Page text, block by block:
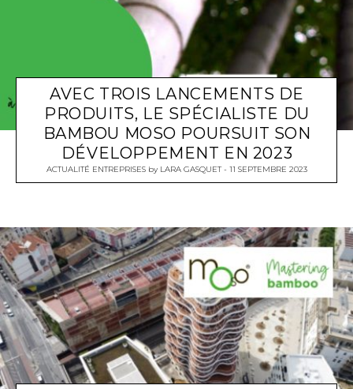
AVEC TROIS LANCEMENTS DE
PRODUITS, LE SPÉCIALISTE DU
BAMBOU MOSO POURSUIT SON
DÉVELOPPEMENT EN 2023
ACTUALITÉ ENTREPRISES by LARA GASQUET 11 SEPTEMBRE 2023